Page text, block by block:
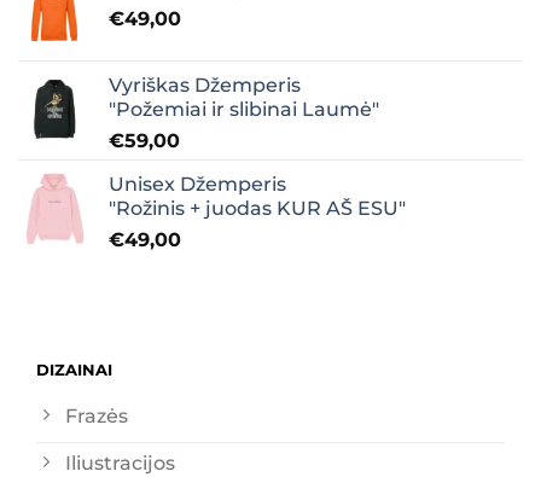
€49,00
Vyriškas Džemperis
"Požemiai ir slibinai Laumė"
€59,00
Unisex Džemperis
"Rožinis + juodas KUR AŠ ESU"
€49,00
DIZAINAI
Frazės
Iliustracijos